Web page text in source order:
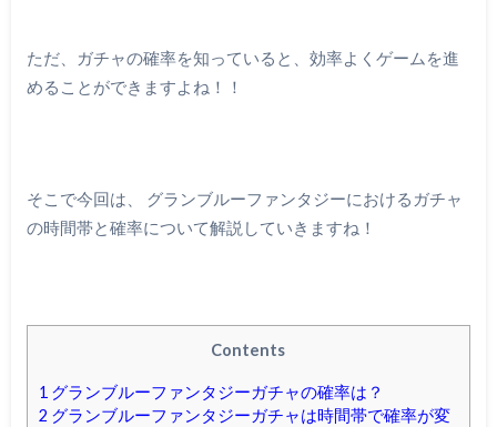
ただ、ガチャの確率を知っていると、効率よくゲームを進
めることができますよね！！
そこで今回は、 グランブルーファンタジーにおけるガチャ
の時間帯と確率について解説していきますね！
Contents
1 グランブルーファンタジーガチャの確率は？
2 グランブルーファンタジーガチャは時間帯で確率が変